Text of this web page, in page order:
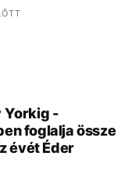
Yorkig -
foglalja össze
évét Éder